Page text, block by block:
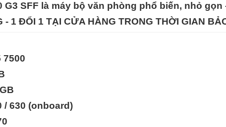
G3 SFF là máy bộ văn phòng phổ biến, nhỏ
- 1 ĐỔI 1 TẠI CỬA HÀNG TRONG THỜI GIAN
7500
/ 630 (onboard)